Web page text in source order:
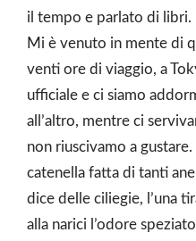
il tempo e parlato di libri.
Mi è venuto in mente di
venti ore di viaggio, a
ufficiale e ci siamo
all’altro, mentre ci
non riuscivamo a
catenella fatta di tanti
dice delle ciliegie, l’una
alla narici l’odore